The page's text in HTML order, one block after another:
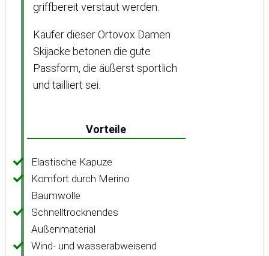
griffbereit verstaut werden.
Käufer dieser Ortovox Damen
Skijacke betonen die gute
Passform, die äußerst sportlich
und tailliert sei.
Vorteile
Elastische Kapuze
Komfort durch Merino
Baumwolle
Schnelltrocknendes
Außenmaterial
Wind- und wasserabweisend